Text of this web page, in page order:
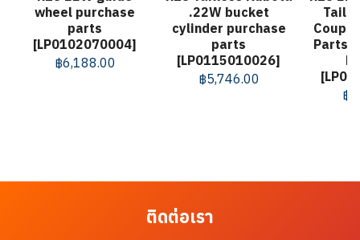
wheel purchase
parts
[LP0102070004]
฿6,188.00
.22W bucket
cylinder purchase
parts
[LP0115010026]
฿5,746.00
Parts
฿
ติดต่อเรา